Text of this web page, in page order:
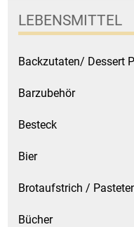
LEBENSMITTEL
Backzutaten/ Dessert
Barzubehör
Besteck
Bier
Brotaufstrich /
Bücher